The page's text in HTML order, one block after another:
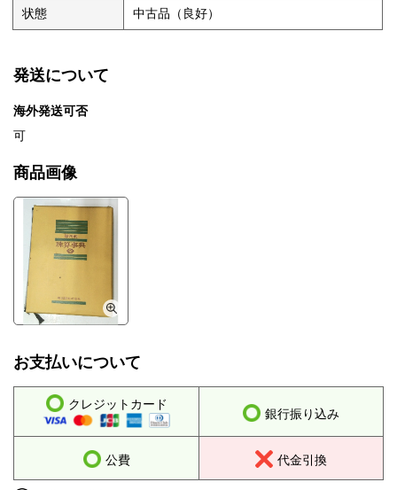
状態 中古品（良好）
発送について
海外発送可否
可
商品画像
お支払いについて
クレジットカード
銀行振り込み
公費 代金引換